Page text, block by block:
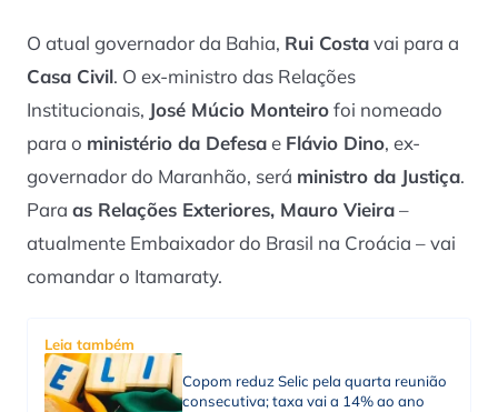
O atual governador da Bahia, Rui Costavai para a
Casa Civil. O ex-ministro das Relações
Institucionais, José Múcio Monteirofoi nomeado
para o ministério da Defesae Flávio Dino, ex-
governador do Maranhão, será ministro da Justiça.
Para as Relações Exteriores, Mauro Vieira–
atualmente Embaixador do Brasil na Croácia – vai
comandar o Itamaraty.
Leia também
Copom reduz Selic pela quarta reunião
consecutiva; taxa vai a 14% ao ano